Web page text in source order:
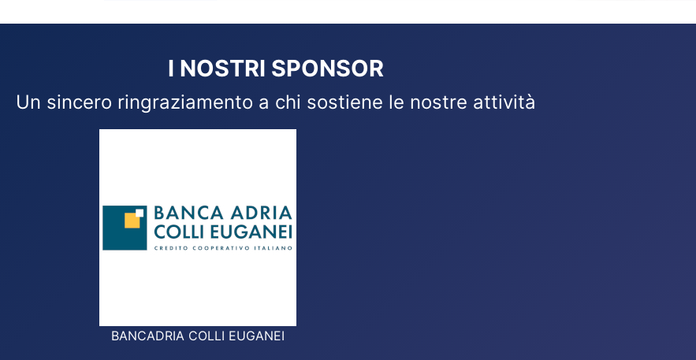
I NOSTRI SPONSOR
Un sincero ringraziamento a chi sostiene le nostre attività
BANCADRIA COLLI EUGANEI